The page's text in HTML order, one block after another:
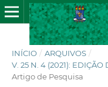
INÍCIO / ARQUIVOS /
V. 25 N. 4 (2021): EDIÇÃO
Artigo de Pesquisa